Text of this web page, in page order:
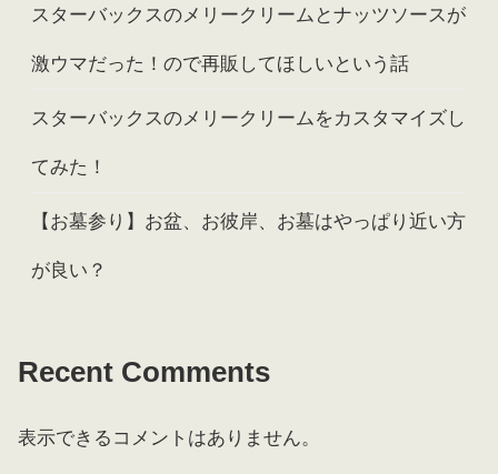
スターバックスのメリークリームとナッツソースが
激ウマだった！ので再販してほしいという話
スターバックスのメリークリームをカスタマイズし
てみた！
【お墓参り】お盆、お彼岸、お墓はやっぱり近い方
が良い？
Recent Comments
表示できるコメントはありません。